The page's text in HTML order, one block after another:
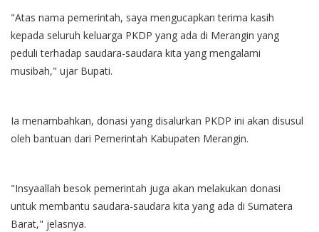
"Atas nama pemerintah, saya mengucapkan terima kasih
kepada seluruh keluarga PKDP yang ada di Merangin yang
peduli terhadap saudara-saudara kita yang mengalami
musibah," ujar Bupati.
Ia menambahkan, donasi yang disalurkan PKDP ini akan disusul
oleh bantuan dari Pemerintah Kabupaten Merangin.
"Insyaallah besok pemerintah juga akan melakukan donasi
untuk membantu saudara-saudara kita yang ada di Sumatera
Barat," jelasnya.